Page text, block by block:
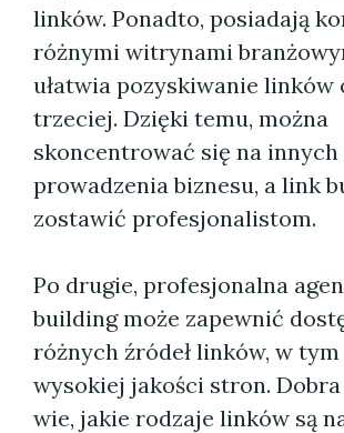
linków. Ponadto, posiadają
różnymi witrynami
ułatwia pozyskiwanie linków
trzeciej. Dzięki temu, można
skoncentrować się na
prowadzenia biznesu, a link
zostawić profesjonalistom.
Po drugie, profesjonalna
building może zapewnić
różnych źródeł linków, w
wysokiej jakości stron.
wie, jakie rodzaje linków są